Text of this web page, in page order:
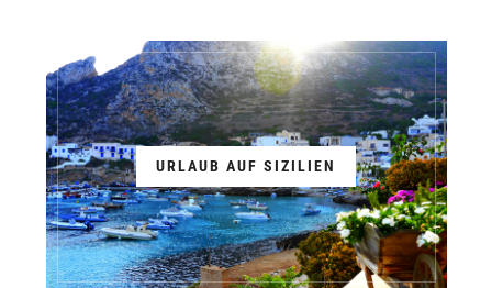
URLAUB AUF SIZILIEN